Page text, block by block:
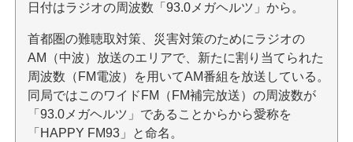
日付はラジオの周波数「93.0メガヘルツ」から。
首都圏の難聴取対策、災害対策のためにラジオの
AM（中波）放送のエリアで、新たに割り当てられた
周波数（FM電波）を用いてAM番組を放送している。
同局ではこのワイドFM（FM補完放送）の周波数が
「93.0メガヘルツ」であることからから愛称を
「HAPPY FM93」と命名。